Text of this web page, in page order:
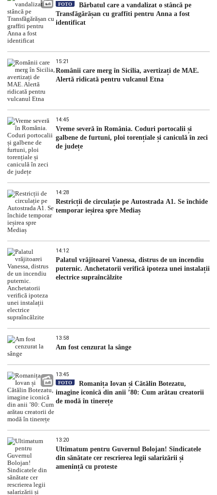
FOTO
Bărbatul care a vandalizat o stâncă pe
Transfăgărășan cu graffiti pentru Anna a fost
identificat
15:21
Românii care merg în Sicilia, avertizați de MAE.
Alertă ridicată pentru vulcanul Etna
14:45
Vreme severă în România. Coduri portocalii și
galbene de furtuni, ploi torențiale și caniculă în zeci
de județe
14:28
Restricții de circulație pe Autostrada A1. Se închide
temporar ieșirea spre Mediaș
14:12
Palatul vrăjitoarei Vanessa, distrus de un incendiu
puternic. Anchetatorii verifică ipoteza unei instalații
electrice supraîncălzite
13:58
Am fost cenzurat la sânge
13:45
FOTO
Romanița Iovan și Cătălin Botezatu,
imagine iconică din anii ’80: Cum arătau creatorii
de modă în tinerețe
13:20
Ultimatum pentru Guvernul Bolojan! Sindicatele
din sănătate cer rescrierea legii salarizării și
amenință cu proteste